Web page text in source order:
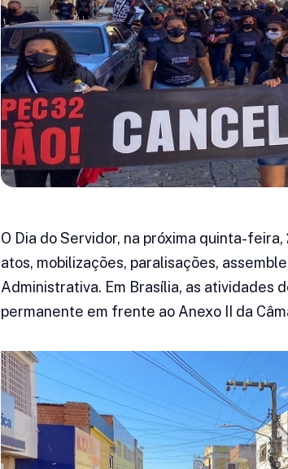
O Dia do Servidor, na próxima quinta-
atos, mobilizações, paralisações,
Administrativa. Em Brasília, as atividades
permanente em frente ao Anexo II da